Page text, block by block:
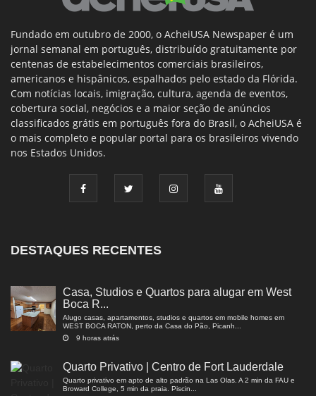
Fundado em outubro de 2000, o AcheiUSA Newspaper é um
jornal semanal em português, distribuído gratuitamente por
centenas de estabelecimentos comerciais brasileiros,
americanos e hispânicos, espalhados pelo estado da Flórida.
Com notícias locais, imigração, cultura, agenda de eventos,
cobertura social, negócios e a maior seção de anúncios
classificados grátis em português fora do Brasil, o AcheiUSA é
o mais completo e popular portal para os brasileiros vivendo
nos Estados Unidos.
DESTAQUES RECENTES
Casa, Studios e Quartos para alugar em West
Boca R...
Alugo casas, apartamentos, studios e quartos em mobile homes em
WEST BOCA RATON, perto da Casa do Pão, Picanh...
9 horas atrás
Quarto Privativo | Centro de Fort Lauderdale
Quarto privativo em apto de alto padrão na Las Olas. A 2 min da FAU e
Broward College, 5 min da praia. Piscin...